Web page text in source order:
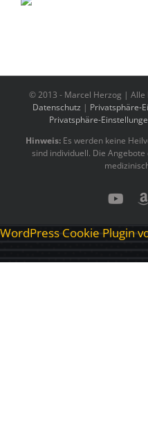
© 2013 - Marcel Herzog | Alle
Datenschutz | Privatsphäre-
Privatsphäre-
Hinweis: Es werden keine
sind individuell. Die
WordPress Cookie Plugin